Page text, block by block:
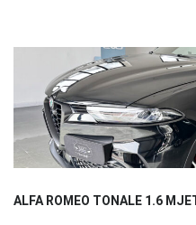
ALFA ROMEO TONALE 1.6